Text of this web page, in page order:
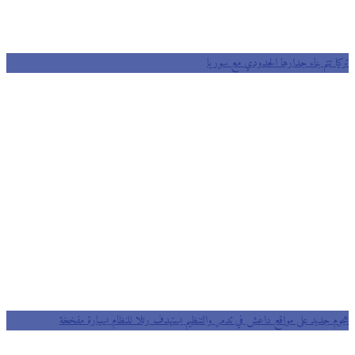
تركيا تتم بناء جدارها الحدودي مع سوريا
هجوم جديد على مواقع داعش في تدمر والتنظيم يستهدف رتلا للنظام بسيارة مفخخة